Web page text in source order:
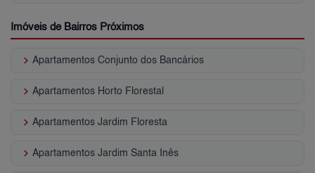
Imóveis de Bairros Próximos
keyboard_arrow_right Apartamentos Conjunto dos Bancários
keyboard_arrow_right Apartamentos Horto Florestal
keyboard_arrow_right Apartamentos Jardim Floresta
keyboard_arrow_right Apartamentos Jardim Santa Inês